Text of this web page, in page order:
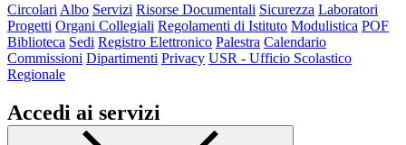
Circolari Albo Servizi Risorse Documentali Sicurezza Laboratori
Progetti Organi Collegiali Regolamenti di Istituto Modulistica POF
Biblioteca Sedi Registro Elettronico Palestra Calendario
Commissioni Dipartimenti Privacy USR - Ufficio Scolastico
Regionale
Accedi ai servizi